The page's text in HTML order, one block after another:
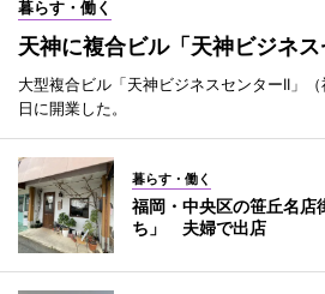
暮らす・働く
天神に複合ビル「天神ビジネ
大型複合ビル「天神ビジネスセンターII」
日に開業した。
暮らす・働く
福岡・中央区の笹丘名店
ち」 夫婦で出店